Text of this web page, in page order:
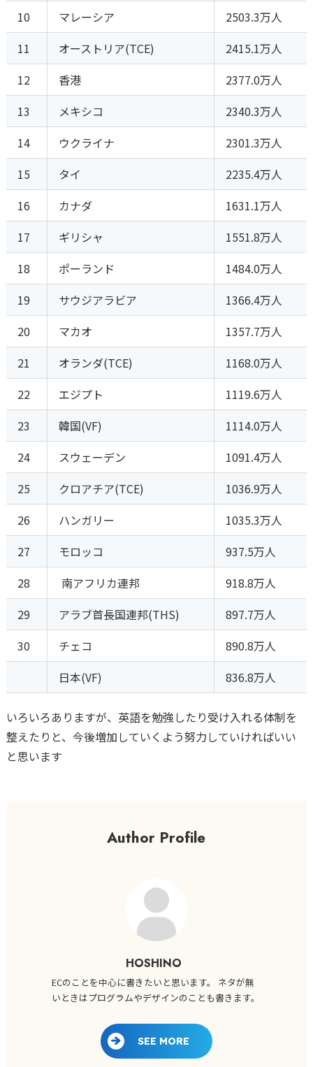
10 マレーシア
2503.3万人
11
オーストリア(TCE)
2415.1万人
12
香港
2377.0万人
13
メキシコ
2340.3万人
14
ウクライナ
2301.3万人
15
タイ
2235.4万人
16
カナダ
1631.1万人
17
ギリシャ
1551.8万人
18
ポーランド
1484.0万人
19
サウジアラビア
1366.4万人
20
マカオ
1357.7万人
21
オランダ(TCE)
1168.0万人
22
エジプト
1119.6万人
23
韓国(VF)
1114.0万人
24
スウェーデン
1091.4万人
25
クロアチア(TCE)
1036.9万人
26
ハンガリー
1035.3万人
27
モロッコ
937.5万人
28
南アフリカ連邦
918.8万人
29
アラブ首長国連邦(THS)
897.7万人
30
チェコ
890.8万人
日本(VF)
836.8万人
いろいろありますが、英語を勉強したり受け入れる体制を
整えたりと、今後増加していくよう努力していければいい
と思います
Author Profile
HOSHINO
ECのことを中心に書きたいと思います。 ネタが無
いときはプログラムやデザインのことも書きます。
SEE MORE